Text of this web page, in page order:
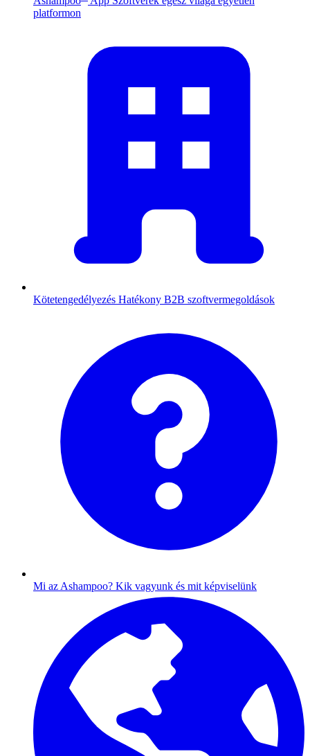
platformon
Kötetengedélyezés Hatékony B2B szoftvermegoldások
Mi az Ashampoo? Kik vagyunk és mit képviselünk